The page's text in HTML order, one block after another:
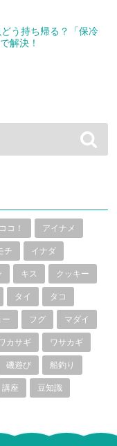
う持ち帰る？「保冷
解決！
コ！ アイナメ
チ イナダ
キス クッキー
タイ タコ
フグ マダイ
カサギ ワサカギ
磯遊び 船釣り
講座 豆知識